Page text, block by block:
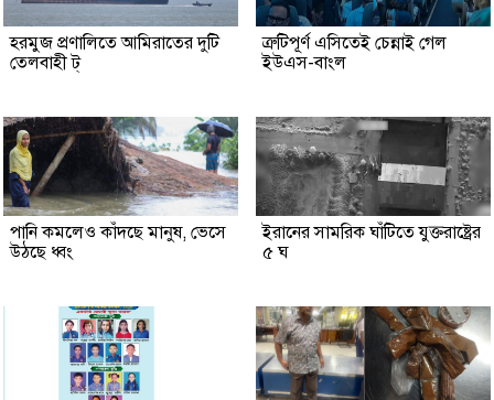
হরমুজ প্রণালিতে আমিরাতের দুটি
তেলবাহী ট্
ত্রুটিপূর্ণ এসিতেই চেন্নাই গেল
ইউএস-বাংল
পানি কমলেও কাঁদছে মানুষ, ভেসে
উঠছে ধ্বং
ইরানের সামরিক ঘাঁটিতে যুক্তরাষ্ট্রের
৫ ঘ